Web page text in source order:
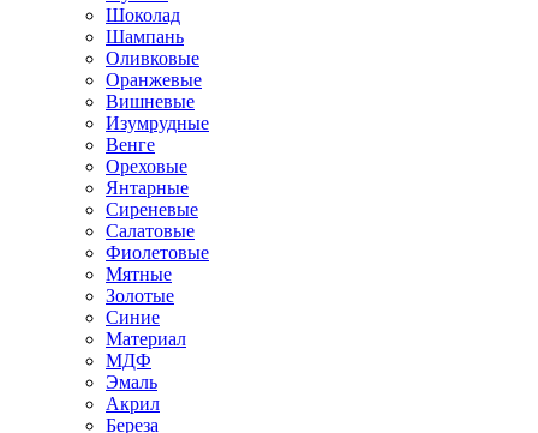
Шоколад
Шампань
Оливковые
Оранжевые
Вишневые
Изумрудные
Венге
Ореховые
Янтарные
Сиреневые
Салатовые
Фиолетовые
Мятные
Золотые
Синие
Материал
МДФ
Эмаль
Акрил
Береза